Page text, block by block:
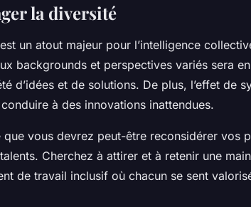
la diversité
un atout majeur pour l’intelligence
backgrounds et perspectives variés sera
d’idées et de solutions. De plus, l’effet de
à des innovations inattendues.
que vous devrez peut-être reconsidérer vos
Cherchez à attirer et à retenir une
de travail inclusif où chacun se sent